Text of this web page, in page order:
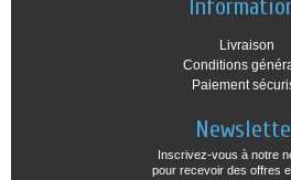
Livraison
Conditions
Paiement
Inscrivez-vous à notre
pour recevoir des offres